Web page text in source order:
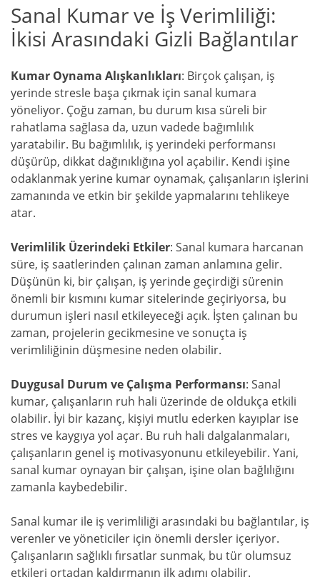
Sanal Kumar ve İş Verimliliği:
İkisi Arasındaki Gizli Bağlantılar
Kumar Oynama Alışkanlıkları: Birçok çalışan, iş
yerinde stresle başa çıkmak için sanal kumara
yöneliyor. Çoğu zaman, bu durum kısa süreli bir
rahatlama sağlasa da, uzun vadede bağımlılık
yaratabilir. Bu bağımlılık, iş yerindeki performansı
düşürüp, dikkat dağınıklığına yol açabilir. Kendi işine
odaklanmak yerine kumar oynamak, çalışanların işlerini
zamanında ve etkin bir şekilde yapmalarını tehlikeye
atar.
Verimlilik Üzerindeki Etkiler: Sanal kumara harcanan
süre, iş saatlerinden çalınan zaman anlamına gelir.
Düşünün ki, bir çalışan, iş yerinde geçirdiği sürenin
önemli bir kısmını kumar sitelerinde geçiriyorsa, bu
durumun işleri nasıl etkileyeceği açık. İşten çalınan bu
zaman, projelerin gecikmesine ve sonuçta iş
verimliliğinin düşmesine neden olabilir.
Duygusal Durum ve Çalışma Performansı: Sanal
kumar, çalışanların ruh hali üzerinde de oldukça etkili
olabilir. İyi bir kazanç, kişiyi mutlu ederken kayıplar ise
stres ve kaygıya yol açar. Bu ruh hali dalgalanmaları,
çalışanların genel iş motivasyonunu etkileyebilir. Yani,
sanal kumar oynayan bir çalışan, işine olan bağlılığını
zamanla kaybedebilir.
Sanal kumar ile iş verimliliği arasındaki bu bağlantılar, iş
verenler ve yöneticiler için önemli dersler içeriyor.
Çalışanların sağlıklı fırsatlar sunmak, bu tür olumsuz
etkileri ortadan kaldırmanın ilk adımı olabilir.